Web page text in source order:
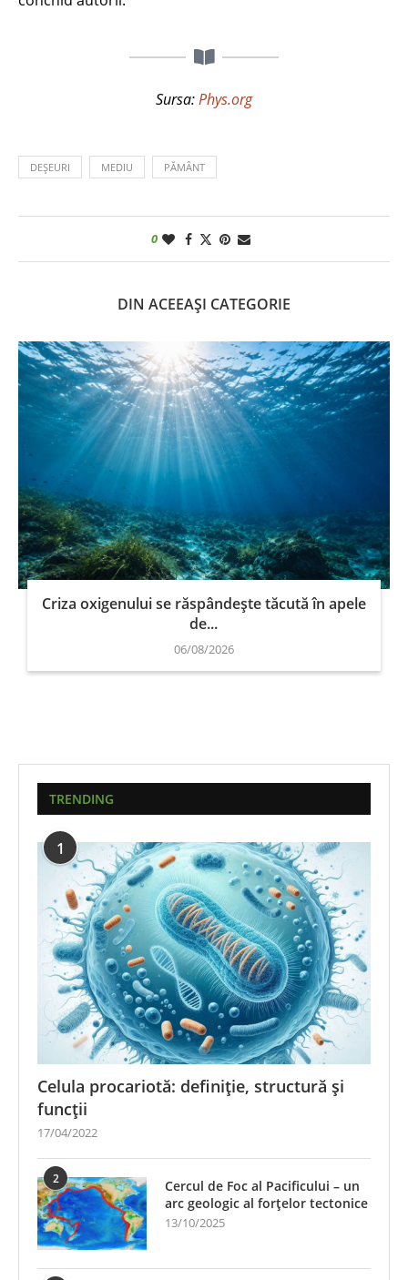
Sursa:Phys.org
DEȘEURI MEDIU PĂMÂNT
0
DIN ACEEAȘI CATEGORIE
Criza oxigenului se răspândește tăcută în apele
de...
06/08/2026
TRENDING
1
Celula procariotă: definiție, structură și
funcții
17/04/2022
2
Cercul de Foc al Pacificului – un
arc geologic al forțelor tectonice
13/10/2025